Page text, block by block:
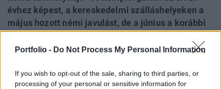
Portfolio - Do Not Process My Personal Information
If you wish to opt-out of the sale, sharing to third parties, or
processing of your personal or sensitive information for
évhez képest, a kereskedelmi szálláshelyeken a
május hozott némi javulást, de a június a korábbi
szolgáltatói összességében bizakodóak az idei
reményére alapoznak, írja az MTI.